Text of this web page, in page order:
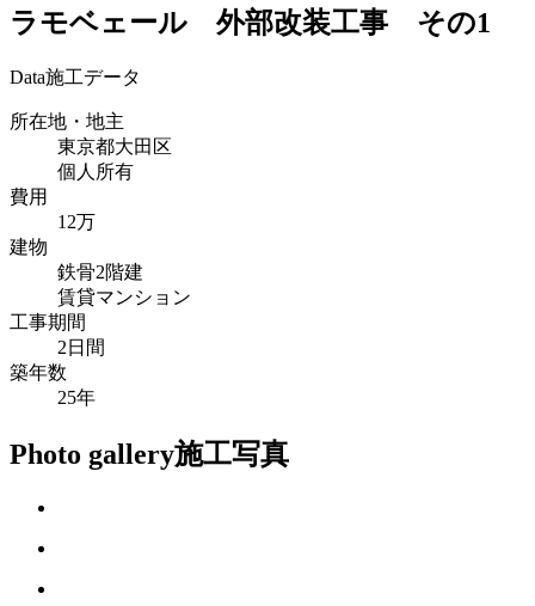
ラモベェール 外部改装工事 その1
Data施工データ
所在地・地主
東京都大田区
個人所有
費用
12万
建物
鉄骨2階建
賃貸マンション
工事期間
2日間
築年数
25年
Photo gallery施工写真